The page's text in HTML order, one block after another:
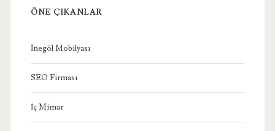
ÖNE ÇIKANLAR
İnegöl Mobilyası
SEO Firması
İç Mimar